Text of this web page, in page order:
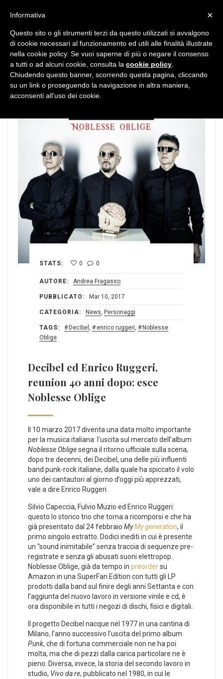
STATS: 0 0
AUTORE: Andrea Fragasso
PUBBLICATO: Mar 10, 2017
CATEGORIA: News, Personaggi
TAGS: Decibel , enrico ruggeri,
Noblesse
Oblige
Decibel ed Enrico Ruggeri,
reunion 40 anni dopo: esce
Noblesse Oblige
Il 10 marzo 2017 diventa una data molto importante
per la musica italiana: l’uscita sul mercato dell’album
Noblesse Obligesegna il ritorno ufficiale sulla scena,
dopo tre decenni, dei Decibel, una delle più influenti
band punk-rock italiane, dalla quale ha spiccato il volo
uno dei cantautori al giorno d’oggi più apprezzati,
vale a dire Enrico Ruggeri.
Silvio Capeccia, Fulvio Muzio ed Enrico Ruggeri:
questo lo storico trio che torna a ricomporsi e che ha
già presentato dal 24 febbraio MyMy generation, il
primo singolo estratto. Dodici inediti in cui è presente
un “sound inimitabile” senza traccia di sequenze pre-
registrate e senza gli abusati suoni elettropop.
Noblesse Oblige, già da tempo in preordersu
Amazon in una SuperFan Edition con tutti gli LP
prodotti dalla band sul finire degli anni Settanta e con
l’aggiunta del nuovo lavoro in versione vinile e cd, è
ora disponibile in tutti i negozi di dischi, fisici e digitali.
Il progetto Decibel nacque nel 1977 in una cantina di
Milano, l’anno successivo l’uscita del primo album
Punk, che di fortuna commerciale non ne ha poi
molta, ma che di pezzi dalla carica particolare ne è
pieno. Diversa, invece, la storia del secondo lavoro in
studio, Vivo da re, pubblicato nel 1980, in cui le
×
Informativa
Questo sito o gli strumenti terzi da questo utilizzati si avvalgono
di cookie necessari al funzionamento ed utili alle finalità illustrate
nella cookie policy. Se vuoi saperne di più o negare il consenso
a tutti o ad alcuni cookie, consulta la cookie policy
Chiudendo questo banner, scorrendo questa pagina, cliccando
su un link o proseguendo la navigazione in altra maniera,
acconsenti all’uso dei cookie.